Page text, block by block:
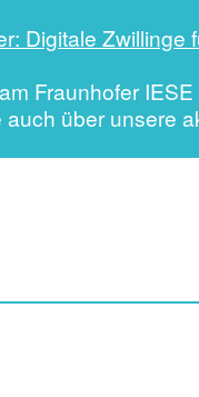
Digitale Zwillinge
Fraunhofer
über unsere